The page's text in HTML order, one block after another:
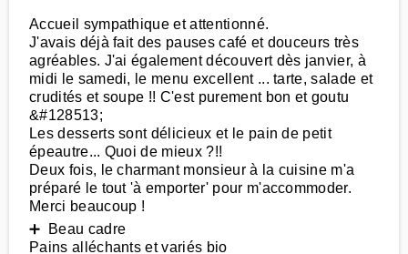
Accueil sympathique et attentionné.
J'avais déjà fait des pauses café et douceurs très
agréables. J'ai également découvert dès janvier, à
midi le samedi, le menu excellent ... tarte, salade et
crudités et soupe !! C'est purement bon et goutu
&#128513;
Les desserts sont délicieux et le pain de petit
épeautre... Quoi de mieux ?!!
Deux fois, le charmant monsieur à la cuisine m'a
préparé le tout 'à emporter' pour m'accommoder.
Merci beaucoup !
➕ Beau cadre
Pains alléchants et variés bio